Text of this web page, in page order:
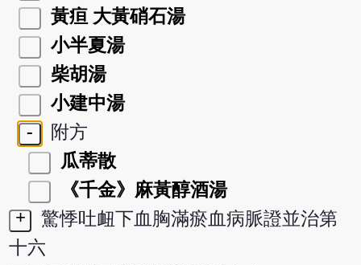
黃疸 大黃硝石湯
小半夏湯
柴胡湯
小建中湯
-
附方
瓜蒂散
《千金》麻黃醇酒湯
+
驚悸吐衄下血胸滿瘀血病脈證並治第
十六